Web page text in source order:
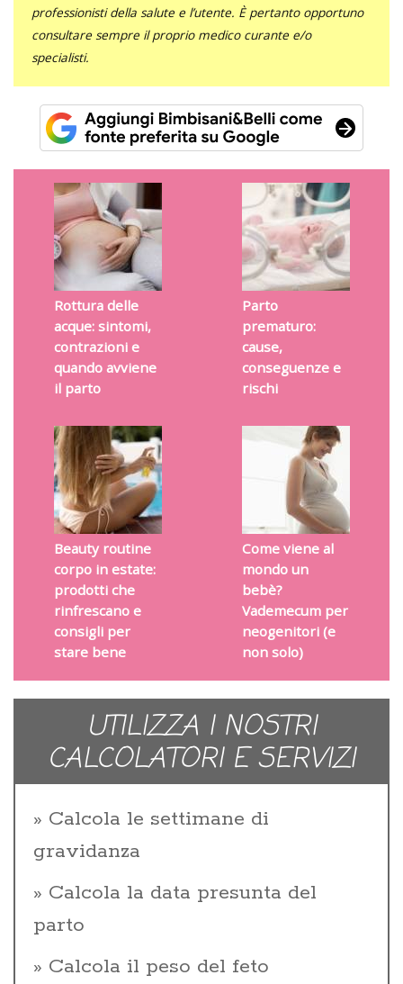
professionisti della salute e l’utente. È pertanto opportuno
consultare sempre il proprio medico curante e/o
specialisti.
Rottura delle
acque: sintomi,
contrazioni e
quando avviene
il parto
Parto
prematuro:
cause,
conseguenze e
rischi
Beauty routine
corpo in estate:
prodotti che
rinfrescano e
consigli per
stare bene
Come viene al
mondo un
bebè?
Vademecum per
neogenitori (e
non solo)
UTILIZZA I NOSTRI
CALCOLATORI E SERVIZI
Calcola le settimane di
gravidanza
Calcola la data presunta del
parto
Calcola il peso del feto